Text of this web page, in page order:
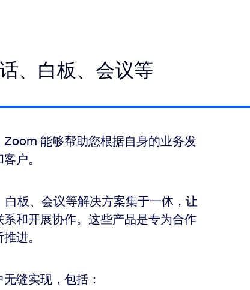
、白板、会议等
Zoom 能够帮助您根据自身的业务发
户。
板、会议等解决方案集于一体，让
和开展协作。这些产品是专为合作
进。
缝实现，包括：